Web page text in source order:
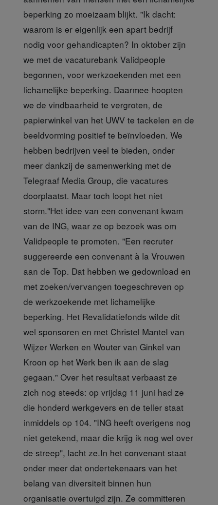
beperking zo moeizaam blijkt. "Ik dacht:
waarom is er eigenlijk een apart bedrijf
nodig voor gehandicapten? In oktober zijn
we met de vacaturebank Validpeople
begonnen, voor werkzoekenden met een
lichamelijke beperking. Daarmee hoopten
we de vindbaarheid te vergroten, de
papierwinkel van het UWV te tackelen en de
beeldvorming positief te beïnvloeden. We
hebben bedrijven veel te bieden, onder
meer dankzij de samenwerking met de
Telegraaf Media Group, die vacatures
doorplaatst. Maar toch loopt het niet
storm."Het idee van een convenant kwam
van de ING, waar ze op bezoek was om
Validpeople te promoten. "Een recruter
suggereerde een convenant à la Vrouwen
aan de Top. Dat hebben we gedownload en
met zoeken/vervangen toegeschreven op
de werkzoekende met lichamelijke
beperking. Het Revalidatiefonds wilde dit
wel sponsoren en met Christel Mantel van
Wijzer Werken en Wouter van Ginkel van
Kroon op het Werk ben ik aan de slag
gegaan." Over het resultaat verbaast ze
zich nog steeds: op vrijdag 11 juni had ze
die honderd werkgevers en de teller staat
inmiddels op 104. "ING heeft overigens nog
niet getekend, maar die krijg ik nog wel over
de streep", lacht ze.In het convenant staat
onder meer dat ondertekenaars van het
belang van diversiteit binnen hun
organisatie overtuigd zijn. Ze committeren